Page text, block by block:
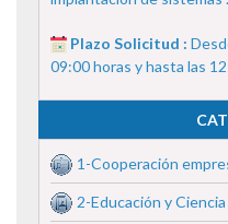
Plazo Solicitud :
09:00 horas y hasta las
1-Cooperación
2-Educación y Ciencia